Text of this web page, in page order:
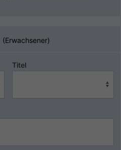
(Erwachsener)
Titel